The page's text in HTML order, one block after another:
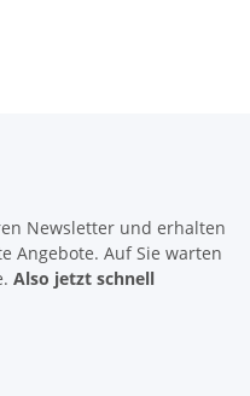
Newsletter und erhalten
Angebote. Auf Sie warten
Also jetzt schnell